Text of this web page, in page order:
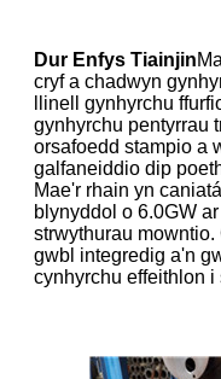
Dur Enfys Tiainjin
cryf a chadwyn
llinell gynhyrchu
gynhyrchu pentyrrau
orsafoedd stampio a
galfaneiddio dip
Mae'r rhain yn
blynyddol o 6.0GW
strwythurau
gwbl integredig a'n
cynhyrchu effeithlon